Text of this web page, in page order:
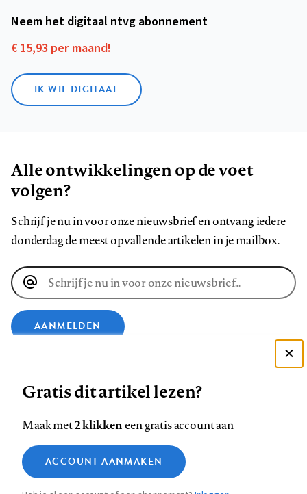
Neem het digitaal ntvg abonnement
€ 15,93 per maand!
IK WIL DIGITAAL
Alle ontwikkelingen op de voet
volgen?
Schrijf je nu in voor onze nieuwsbrief en ontvang iedere
donderdag de meest opvallende artikelen in je mailbox.
E-
mailadres
AANMELDEN
op
Facebook
op
LinkedIn
op
Bluesky
ons
op
InstagramYouTube
Footer
Contact Colofon Disclaimer Privacy
Medische vragen verdienen
betrouwbare antwoorden
Zie onze cookie policy
Analytische cookies
Gratis dit artikel lezen?
Maak met2 klikkeneen gratis account aan
ACCOUNT AANMAKEN